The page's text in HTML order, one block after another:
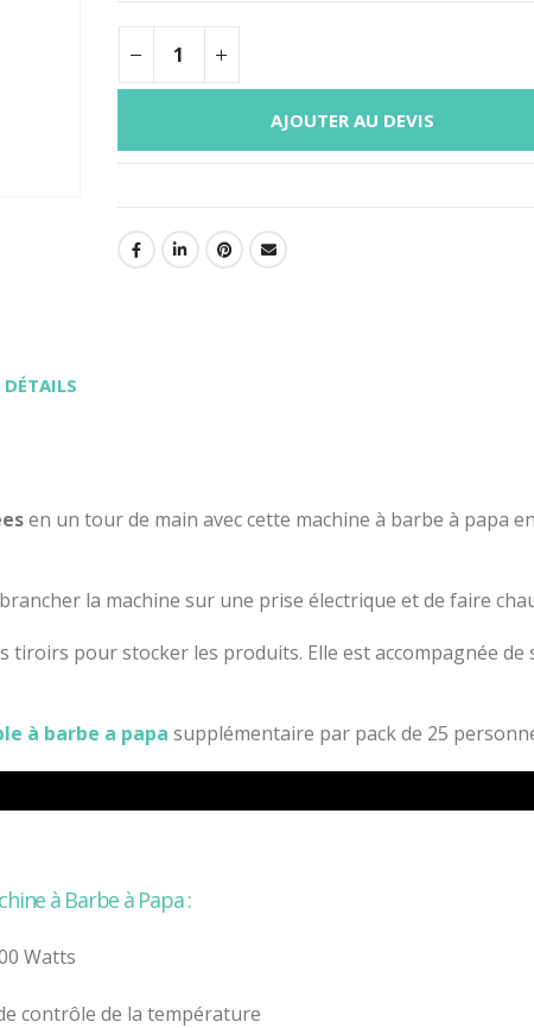
AJOUTER AU DEVIS
DÉTAILS
en un tour de main avec cette machine à barbe à papa en
la machine sur une prise électrique et de faire
tiroirs pour stocker les produits. Elle est accompagnée de
à barbe a papa supplémentaire par pack de 25
à Barbe à Papa :
Watts
contrôle de la température